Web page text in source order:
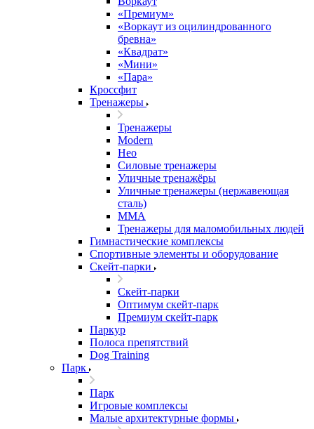
«Премиум»
«Воркаут из оцилиндрованного
бревна»
«Квадрат»
«Мини»
«Пара»
Кроссфит
Тренажеры
Тренажеры
Modern
Нео
Силовые тренажеры
Уличные тренажёры
Уличные тренажеры (нержавеющая
сталь)
ММА
Тренажеры для маломобильных людей
Гимнастические комплексы
Спортивные элементы и оборудование
Скейт-парки
Скейт-парки
Оптимум скейт-парк
Премиум скейт-парк
Паркур
Полоса препятствий
Dog Training
Парк
Парк
Игровые комплексы
Малые архитектурные формы